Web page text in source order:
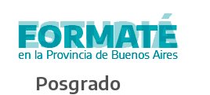
Posgrado